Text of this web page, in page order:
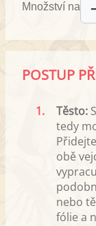
Množství na
POSTUP
1. Těsto:
tedy
obě
nebo
fólie a